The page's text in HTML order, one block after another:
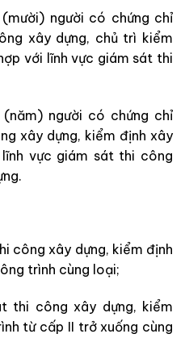
người có chứng chỉ
xây dựng, chủ trì kiểm
với lĩnh vực giám sát thi
người có chứng chỉ
xây dựng, kiểm định xây
vực giám sát thi công
công xây dựng, kiểm định
trình cùng loại;
thi công xây dựng, kiểm
từ cấp II trở xuống cùng